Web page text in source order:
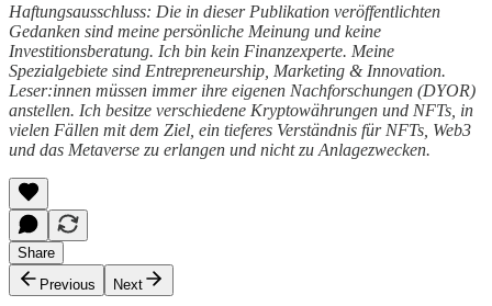
Haftungsausschluss: Die in dieser Publikation veröffentlichten
Gedanken sind meine persönliche Meinung und keine
Investitionsberatung. Ich bin kein Finanzexperte. Meine
Spezialgebiete sind Entrepreneurship, Marketing & Innovation.
Leser:innen müssen immer ihre eigenen Nachforschungen (DYOR)
anstellen. Ich besitze verschiedene Kryptowährungen und NFTs, in
vielen Fällen mit dem Ziel, ein tieferes Verständnis für NFTs, Web3
und das Metaverse zu erlangen und nicht zu Anlagezwecken.
Share
Previous
Next